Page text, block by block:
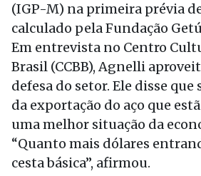
(IGP-M) na primeira prévia
calculado pela Fundação
Em entrevista no Centro
Brasil (CCBB), Agnelli
defesa do setor. Ele disse que
da exportação do aço que
uma melhor situação da
“Quanto mais dólares
cesta básica”, afirmou.